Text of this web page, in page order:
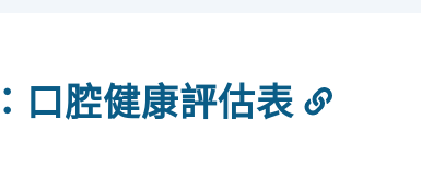
口腔健康評估表
連